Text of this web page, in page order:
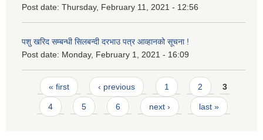
Post date: Thursday, February 11, 2021 - 12:56
पशु खरिद सम्बन्धी सिलबन्दी दरभाउ पत्र आव्हानको सूचना !
Post date: Monday, February 1, 2021 - 16:09
Pages
« first ‹ previous 1 2 3
4 5 6 next › last »